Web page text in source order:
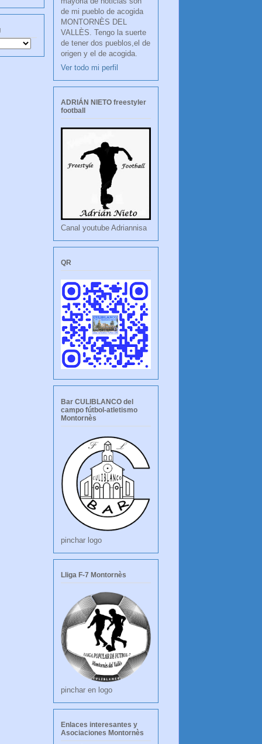
de mi pueblo de acogida
MONTORNÈS DEL
VALLÈS. Tengo la suerte
de tener dos pueblos,el de
origen y el de acogida.
Ver todo mi perfil
ADRIÁN NIETO freestyler
football
Canal youtube Adriannisa
QR
Bar CULIBLANCO del
campo fútbol-atletismo
Montornès
pinchar logo
Lliga F-7 Montornès
pinchar en logo
Enlaces interesantes y
Asociaciones Montornès